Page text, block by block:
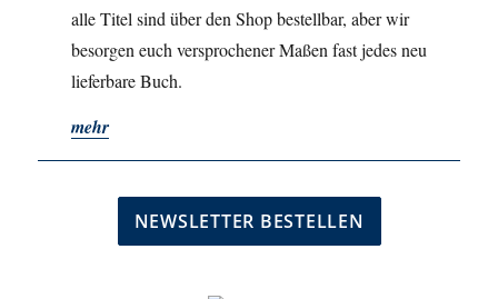
alle Titel sind über den Shop bestellbar, aber wir
besorgen euch versprochener Maßen fast jedes neu
lieferbare Buch.
mehr